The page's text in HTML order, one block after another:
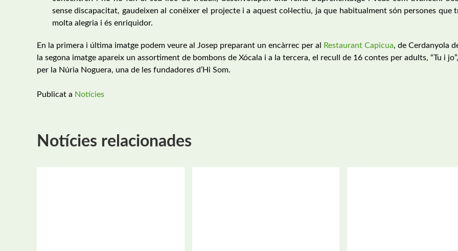
sense discapacitat, gaudeixen al conèixer el projecte i a aquest col·lectiu, ja que habitualment són persones que
molta alegria i és enriquidor.
En la primera i última imatge podem veure al Josep preparant un encàrrec per al Restaurant Capicua, de Cerdanyola
la segona imatge apareix un assortiment de bombons de Xócala i a la tercera, el recull de 16 contes per adults, “Tu i
per la Núria Noguera, una de les fundadores d’Hi Som.
Publicat a Notícies
Notícies relacionades